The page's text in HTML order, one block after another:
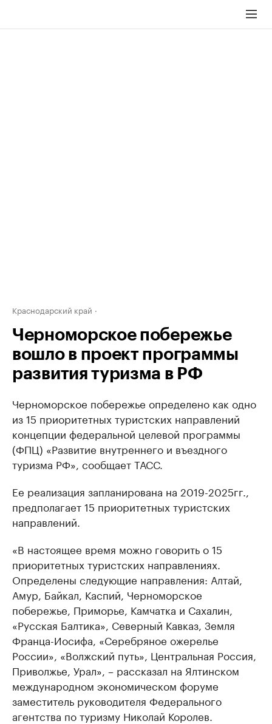
Краснодарский край
Черноморское побережье
вошло в проект программы
развития туризма в РФ
Черноморское побережье определено как одно
из 15 приоритетных туристских направлений
концепции федеральной целевой программы
(ФПЦ) «Развитие внутреннего и въездного
туризма РФ», сообщает ТАСС.
Ее реализация запланирована на 2019-2025гг.,
предполагает 15 приоритетных туристских
направлений.
«В настоящее время можно говорить о 15
приоритетных туристских направлениях.
Определены следующие направления: Алтай,
Амур, Байкал, Каспий, Черноморское
побережье, Приморье, Камчатка и Сахалин,
«Русская Балтика», Северный Кавказ, Земля
Франца-Иосифа, «Серебряное ожерелье
России», «Волжский путь», Центральная Россия,
Приволжье, Урал», – рассказал на Ялтинском
международном экономическом форуме
заместитель руководителя Федерального
агентства по туризму Николай Королев.